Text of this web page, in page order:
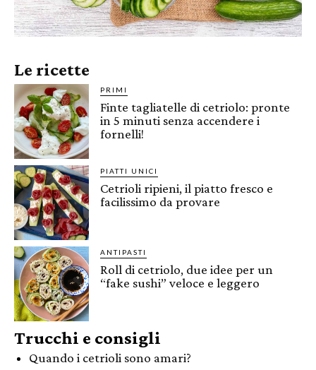
Le ricette
PRIMI
Finte tagliatelle di cetriolo: pronte
in 5 minuti senza accendere i
fornelli!
PIATTI UNICI
Cetrioli ripieni, il piatto fresco e
facilissimo da provare
ANTIPASTI
Roll di cetriolo, due idee per un
“fake sushi” veloce e leggero
Trucchi e consigli
Quando i cetrioli sono amari?